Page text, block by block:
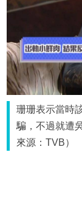
珊珊表示當時
騙，不過就遭
來源：TVB）